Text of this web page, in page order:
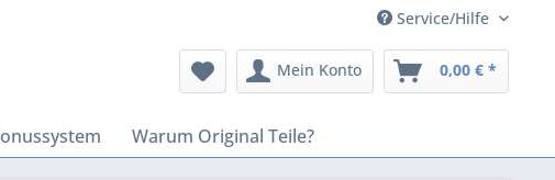
Service/Hilfe
Mein Konto 0,00 € *
Warum Original Teile?